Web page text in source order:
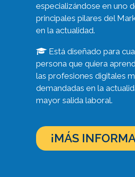
especializándose en uno
principales pilares del
en la actualidad.
Está diseñado para
persona que quiera
las profesiones digitales
demandadas en la
mayor salida laboral.
¡MÁS